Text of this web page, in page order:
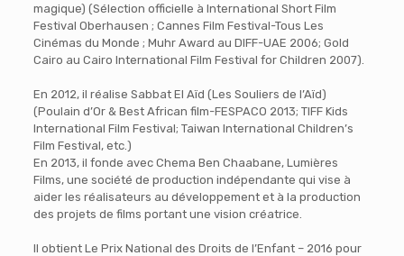
magique) (Sélection officielle à International Short Film
Festival Oberhausen ; Cannes Film Festival-Tous Les
Cinémas du Monde ; Muhr Award au DIFF-UAE 2006; Gold
Cairo au Cairo International Film Festival for Children 2007).
En 2012, il réalise Sabbat El Aïd (Les Souliers de l’Aïd)
(Poulain d’Or & Best African film-FESPACO 2013; TIFF Kids
International Film Festival; Taiwan International Children’s
Film Festival, etc.)
En 2013, il fonde avec Chema Ben Chaabane, Lumières
Films, une société de production indépendante qui vise à
aider les réalisateurs au développement et à la production
des projets de films portant une vision créatrice.
Il obtient Le Prix National des Droits de l’Enfant – 2016 pour